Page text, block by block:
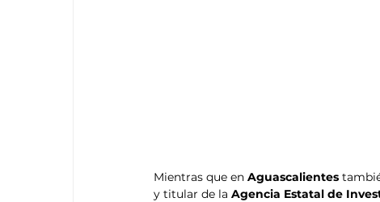
Mientras que en Aguascalientes
y titular de la Agencia Estatal de